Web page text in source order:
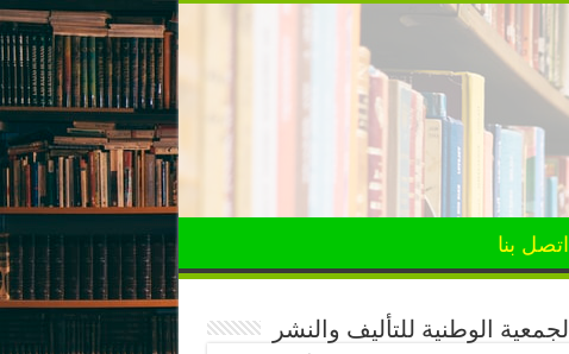
اتصل بنا
الجمعية الوطنية للتأليف والنشر